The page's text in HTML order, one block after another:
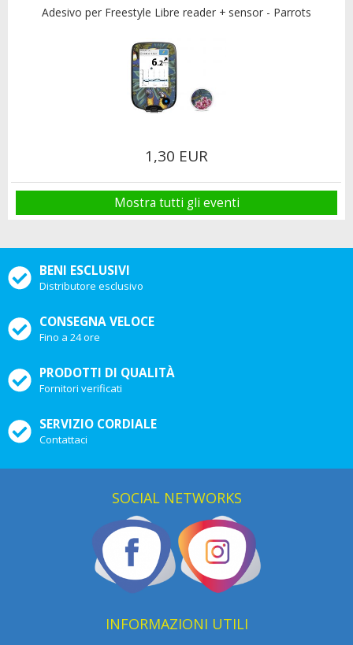
Adesivo per Freestyle Libre reader + sensor - Parrots
1,30 EUR
Mostra tutti gli eventi
BENI ESCLUSIVI
Distributore esclusivo
CONSEGNA VELOCE
Fino a 24 ore
PRODOTTI DI QUALITÀ
Fornitori verificati
SERVIZIO CORDIALE
Contattaci
SOCIAL NETWORKS
INFORMAZIONI UTILI